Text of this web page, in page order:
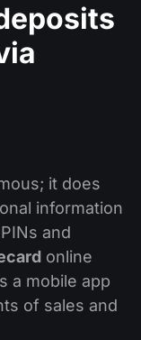
it does
information
and
online
a mobile app
of sales and